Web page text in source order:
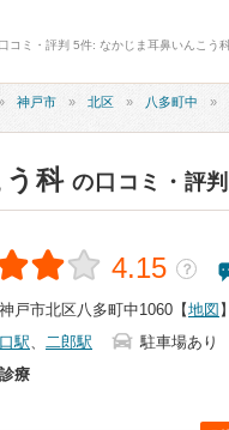
コミ・評判 5件: なかじま耳鼻いんこう
神戸市 北区 八多町中
科 の口コミ・評判
4.15 ？
戸市北区八多町中1060 【地図 】
駅、 二郎駅 駐車場あり
療